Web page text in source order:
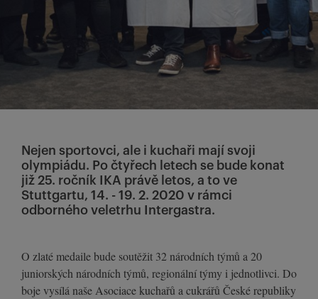
Nejen sportovci, ale i kuchaři mají svoji
olympiádu. Po čtyřech letech se bude konat
již 25. ročník IKA právě letos, a to ve
Stuttgartu, 14. - 19. 2. 2020 v rámci
odborného veletrhu Intergastra.
O zlaté medaile bude soutěžit 32 národních týmů a 20
juniorských národních týmů, regionální týmy i jednotlivci. Do
boje vysílá naše Asociace kuchařů a cukrářů České republiky